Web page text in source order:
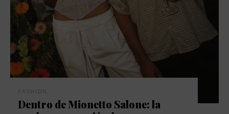
FASHION
Dentro de Mionetto Salone: la